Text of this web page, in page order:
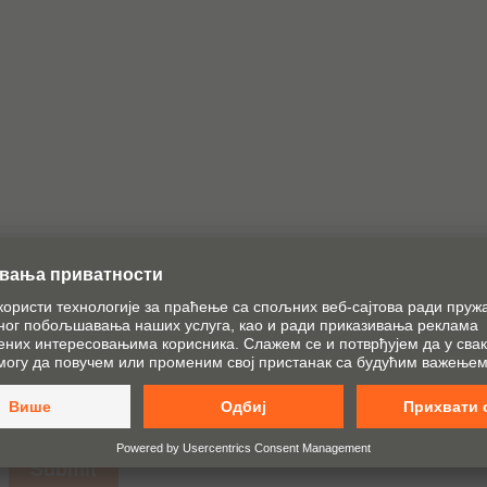
sa vama da bi naši zaposleni i distributivni partneri
(šest) meseci. Ako ste već poslovni partner naše
nepromenjeni, a podaci dobijeni preko ovog
kompanija i naših distributivnih partnera ako je to
preduzeća povezanih sa preduzećem Julius Blum
se sa njom.*
Submit